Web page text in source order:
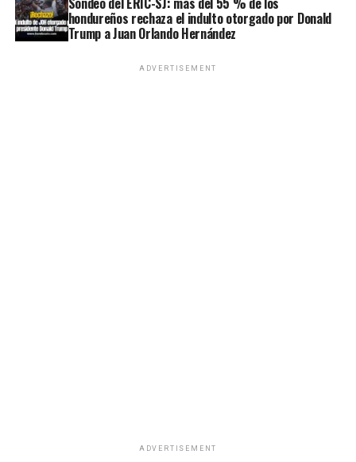
hondureños rechaza el indulto otorgado por Donald
Trump a Juan Orlando Hernández
ADVERTISEMENT
ADVERTISEMENT